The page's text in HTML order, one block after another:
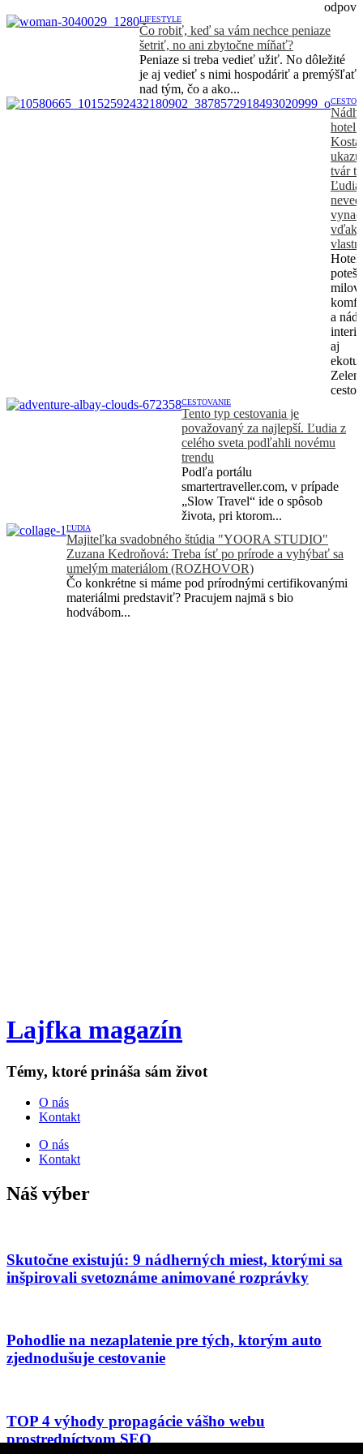
LIFESTYLE
Čo robiť, keď sa vám nechce peniaze
šetriť, no ani zbytočne míňať?
Peniaze si treba vedieť užiť. No dôležité
je aj vedieť s nimi hospodáriť a premýšľať
nad tým, čo a ako...
hotel
tvár
Ľudia
Hotel
a
aj
CESTOVANIE
Tento typ cestovania je
považovaný za najlepší. Ľudia z
celého sveta podľahli novému
trendu
Podľa portálu
smartertraveller.com, v prípade
„Slow Travel“ ide o spôsob
života, pri ktorom...
ĽUDIA
Majiteľka svadobného štúdia "YOORA STUDIO"
Zuzana Kedroňová: Treba ísť po prírode a vyhýbať sa
umelým materiálom (ROZHOVOR)
Čo konkrétne si máme pod prírodnými certifikovanými
materiálmi predstaviť? Pracujem najmä s bio
hodvábom...
Lajfka magazín
Témy, ktoré prináša sám život
O nás
Kontakt
O nás
Kontakt
Náš výber
Skutočne existujú: 9 nádherných miest, ktorými sa
inšpirovali svetoznáme animované rozprávky
Pohodlie na nezaplatenie pre tých, ktorým auto
zjednodušuje cestovanie
TOP 4 výhody propagácie vášho webu
prostredníctvom SEO